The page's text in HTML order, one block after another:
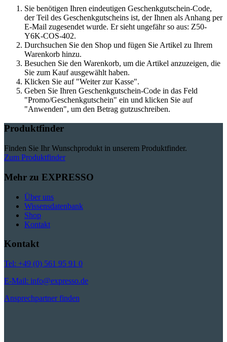
Sie benötigen Ihren eindeutigen Geschenkgutschein-Code,
der Teil des Geschenkgutscheins ist, der Ihnen als Anhang per
E-Mail zugesendet wurde. Er sieht ungefähr so aus: Z50-
Y6K-COS-402.
Durchsuchen Sie den Shop und fügen Sie Artikel zu Ihrem
Warenkorb hinzu.
Besuchen Sie den Warenkorb, um die Artikel anzuzeigen, die
Sie zum Kauf ausgewählt haben.
Klicken Sie auf "Weiter zur Kasse".
Geben Sie Ihren Geschenkgutschein-Code in das Feld
"Promo/Geschenkgutschein" ein und klicken Sie auf
"Anwenden", um den Betrag gutzuschreiben.
Produktfinder
Finden Sie Ihr Wunschprodukt in unserem Produktfinder.
Zum Produktfinder
Mehr zu EXPRESSO
Über uns
Wissensdatenbank
Shop
Kontakt
Kontakt
Tel: +49 (0) 561 95 91 0
E-Mail: info@expresso.de
Ansprechpartner finden